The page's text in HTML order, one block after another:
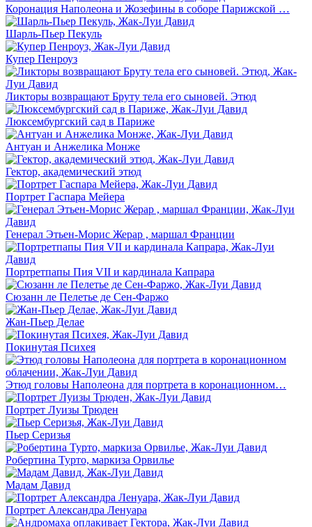
Коронация Наполеона и Жозефины в соборе Парижской …
Шарль-Пьер Пекуль
Купер Пенроуз
Ликторы возвращают Бруту тела его сыновей. Этюд
Люксембургский сад в Париже
Антуан и Анжелика Монже
Гектор, академический этюд
Портрет Гаспара Мейера
Генерал Этьен-Морис Жерар , маршал Франции
Портретпапы Пия VII и кардинала Капрара
Сюзанн ле Пелетье де Сен-Фаржо
Жан-Пьер Делае
Покинутая Психея
Этюд головы Наполеона для портрета в коронационном…
Портрет Луизы Трюден
Пьер Серизья
Робертина Турто, маркиза Орвилье
Мадам Давид
Портрет Александра Ленуара